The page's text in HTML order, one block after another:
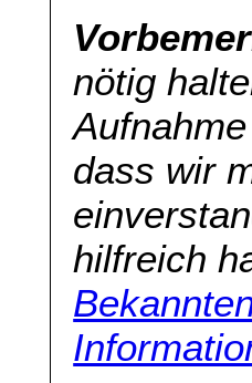
nötig
dass wir
hilfreich